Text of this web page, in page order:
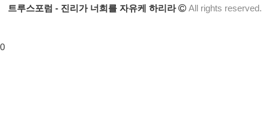
트루스포럼 - 진리가 너희를 자유케 하리라 All rights reserved.
0